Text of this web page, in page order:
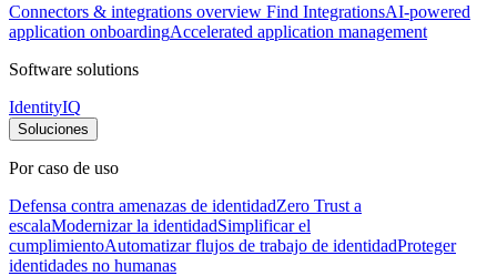
Connectors & integrations overview Find IntegrationsAI-powered
application onboardingAccelerated application management
Software solutions
IdentityIQ
Soluciones
Por caso de uso
Defensa contra amenazas de identidadZero Trust a
escalaModernizar la identidadSimplificar el
cumplimientoAutomatizar flujos de trabajo de identidadProteger
identidades no humanas